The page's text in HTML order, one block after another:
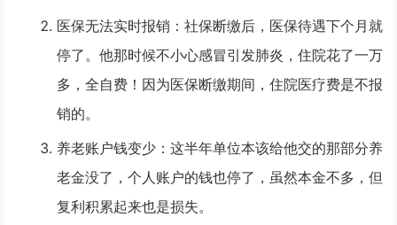
医保无法实时报销 ：社保断缴后，医保待遇下个月就
停了。他那时候不小心感冒引发肺炎，住院花了一万
多，全自费！因为医保断缴期间，住院医疗费是不报
销的。
养老账户钱变少 ：这半年单位本该给他交的那部分养
老金没了，个人账户的钱也停了，虽然本金不多，但
复利积累起来也是损失。